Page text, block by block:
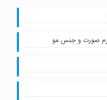
صورت و جنس مو